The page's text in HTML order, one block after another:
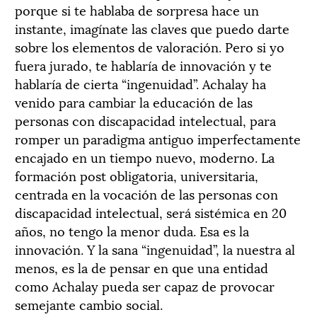
porque si te hablaba de sorpresa hace un
instante, imagínate las claves que puedo darte
sobre los elementos de valoración. Pero si yo
fuera jurado, te hablaría de innovación y te
hablaría de cierta “ingenuidad”. Achalay ha
venido para cambiar la educación de las
personas con discapacidad intelectual, para
romper un paradigma antiguo imperfectamente
encajado en un tiempo nuevo, moderno. La
formación post obligatoria, universitaria,
centrada en la vocación de las personas con
discapacidad intelectual, será sistémica en 20
años, no tengo la menor duda. Esa es la
innovación. Y la sana “ingenuidad”, la nuestra al
menos, es la de pensar en que una entidad
como Achalay pueda ser capaz de provocar
semejante cambio social.